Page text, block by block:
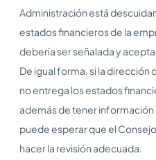
Administración está
estados financieros de la
debería ser señalada y
De igual forma, si la
no entrega los estados
además de tener
puede esperar que el
hacer la revisión adecuada.